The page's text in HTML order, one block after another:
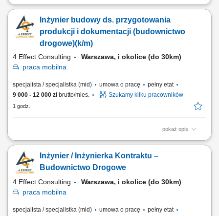
Osoba zatrudniona będzie odpowiedzialna za: Sporządzanie,
dostawy, Bieżącą obsługę kontraktów budowlanych, w tym
formalnoprawną obsługę, Sporządzanie odwołań, przystąpień, skarg
oraz innych pism procesowych w ramach...
Inżynier budowy ds. przygotowania
produkcji i dokumentacji (budownictwo
drogowe)(k/m)
4 Effect Consulting
Warszawa, i okolice (do 30km)
praca mobilna
specjalista / specjalistka (mid) umowa o pracę
pełny etat
9 000 - 12 000 złbrutto/mies. Szukamy kilku pracowników
1 godz.
pokaż opis
Miejsce pracy: Warszawa i okolice (do 30k) Opis stanowiska: Bieżąca
podwykonawczymi w zakresie geotechniki, geodezji i raportowania;
Przestrzeganie przepisów BHP i ochrony środowiska na terenie budowy
oraz nadzór nad...
Inżynier / Inżynierka Kontraktu –
Budownictwo Drogowe
4 Effect Consulting
Warszawa, i okolice (do 30km)
praca mobilna
specjalista / specjalistka (mid) umowa o pracę
pełny etat